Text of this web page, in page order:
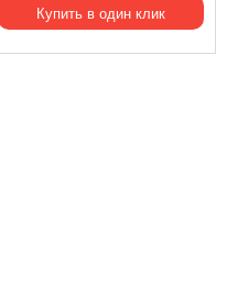
Купить в один клик